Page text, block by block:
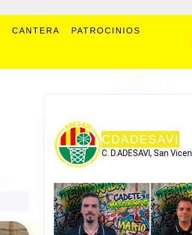
CANTERA PATROCINIOS
CDADESAVI
C. D.ADESAVI, San